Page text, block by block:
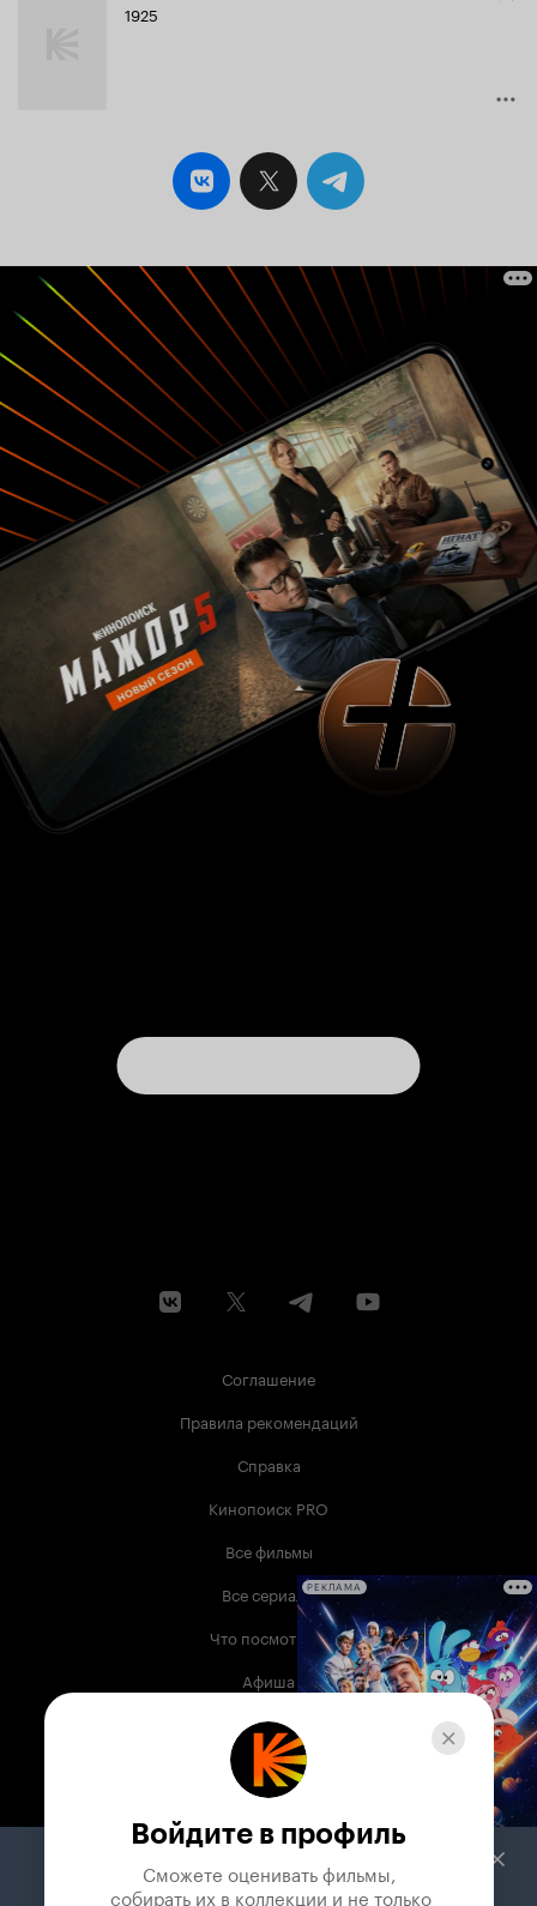
1925
Соглашение
Правила рекомендаций
Справка
Кинопоиск PRO
Все фильмы
Все сериалы
Что посмотреть
Афиша
Музыка
Телепрограмма
Служба поддержки
РЕКЛАМА
Войдите в профиль
Сможете оценивать фильмы,
собирать их в коллекции и не только